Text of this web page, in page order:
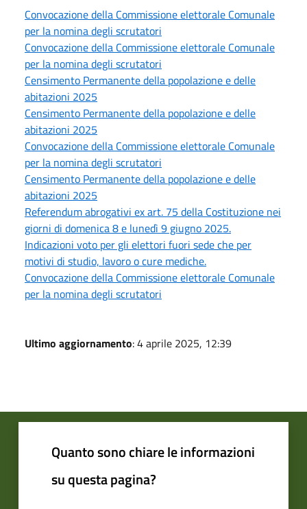
Convocazione della Commissione elettorale Comunale
per la nomina degli scrutatori
Convocazione della Commissione elettorale Comunale
per la nomina degli scrutatori
Censimento Permanente della popolazione e delle
abitazioni 2025
Censimento Permanente della popolazione e delle
abitazioni 2025
Convocazione della Commissione elettorale Comunale
per la nomina degli scrutatori
Censimento Permanente della popolazione e delle
abitazioni 2025
Referendum abrogativi ex art. 75 della Costituzione nei
giorni di domenica 8 e lunedì 9 giugno 2025.
Indicazioni voto per gli elettori fuori sede che per
motivi di studio, lavoro o cure mediche.
Convocazione della Commissione elettorale Comunale
per la nomina degli scrutatori
Ultimo aggiornamento: 4 aprile 2025, 12:39
Quanto sono chiare le informazioni
su questa pagina?